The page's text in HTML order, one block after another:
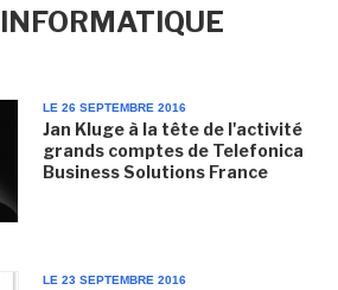
LE 26 SEPTEMBRE 2016
Jan Kluge à la tête de l'activité
grands comptes de Telefonica
Business Solutions France
LE 23 SEPTEMBRE 2016